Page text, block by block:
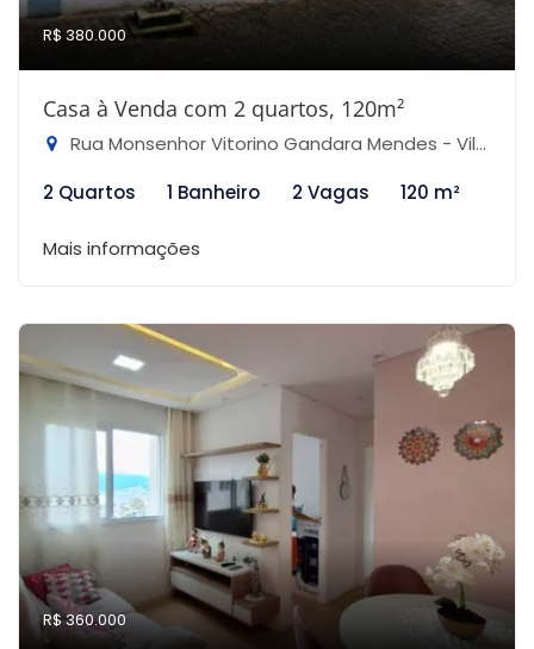
R$ 380.000
Casa à Venda com 2 quartos, 120m²
Rua Monsenhor Vitorino Gandara Mendes - Vila Santa Maria, São Paulo-SP
2 Quartos
1 Banheiro 2 Vagas 120 m²
Mais informações
R$ 360.000